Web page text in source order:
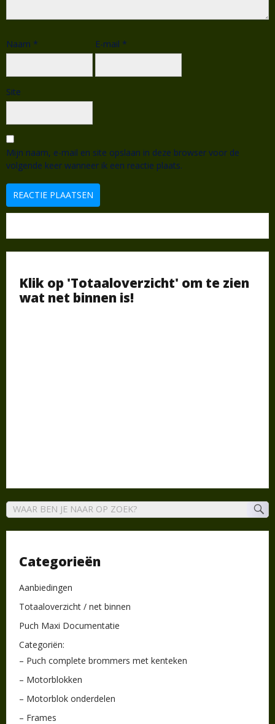
Naam * E-mail *
Site
Mijn naam, e-mail en site opslaan in deze browser voor de
volgende keer wanneer ik een reactie plaats.
Klik op 'Totaaloverzicht' om te zien
wat net binnen is!
Categorieën
Aanbiedingen
Totaaloverzicht / net binnen
Puch Maxi Documentatie
Categoriën:
– Puch complete brommers met kenteken
– Motorblokken
– Motorblok onderdelen
– Frames